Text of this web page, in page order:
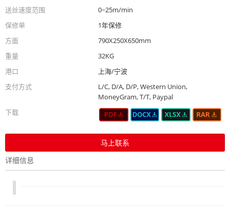
送丝速度范围
0~25m/min
保修单
1年保修
方面
790X250X650mm
重量
32KG
港口
上海/宁波
支付方式
L/C, D/A, D/P, Western Union,
MoneyGram, T/T, Paypal
下载
马上联系
详细信息